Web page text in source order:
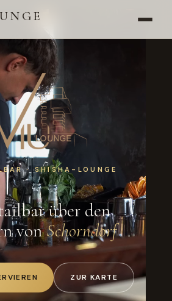
· SHISHA-LOUNGE
über den
vonSchorndorf
ZUR KARTE